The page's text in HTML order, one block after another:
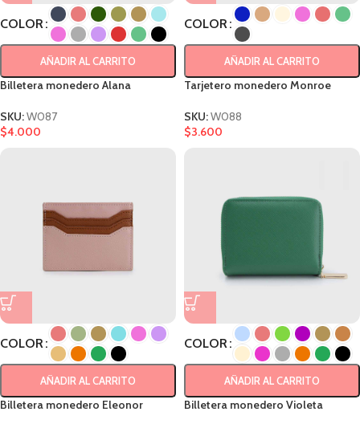
COLOR
AÑADIR AL CARRITO
Billetera monedero Alana
SKU:W087
$4.000
COLOR
AÑADIR AL CARRITO
Tarjetero monedero Monroe
SKU:W088
$3.600
COLOR
AÑADIR AL CARRITO
Billetera monedero Eleonor
COLOR
AÑADIR AL CARRITO
Billetera monedero Violeta